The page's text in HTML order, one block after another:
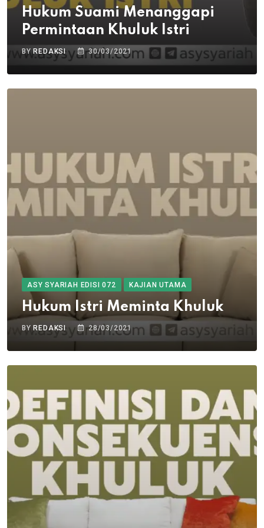
Hukum Suami Menanggapi
Permintaan Khuluk Istri
BYREDAKSI 30/03/2021
ASY SYARIAH EDISI 072 KAJIAN UTAMA
Hukum Istri Meminta Khuluk
BY REDAKSI 28/03/2021